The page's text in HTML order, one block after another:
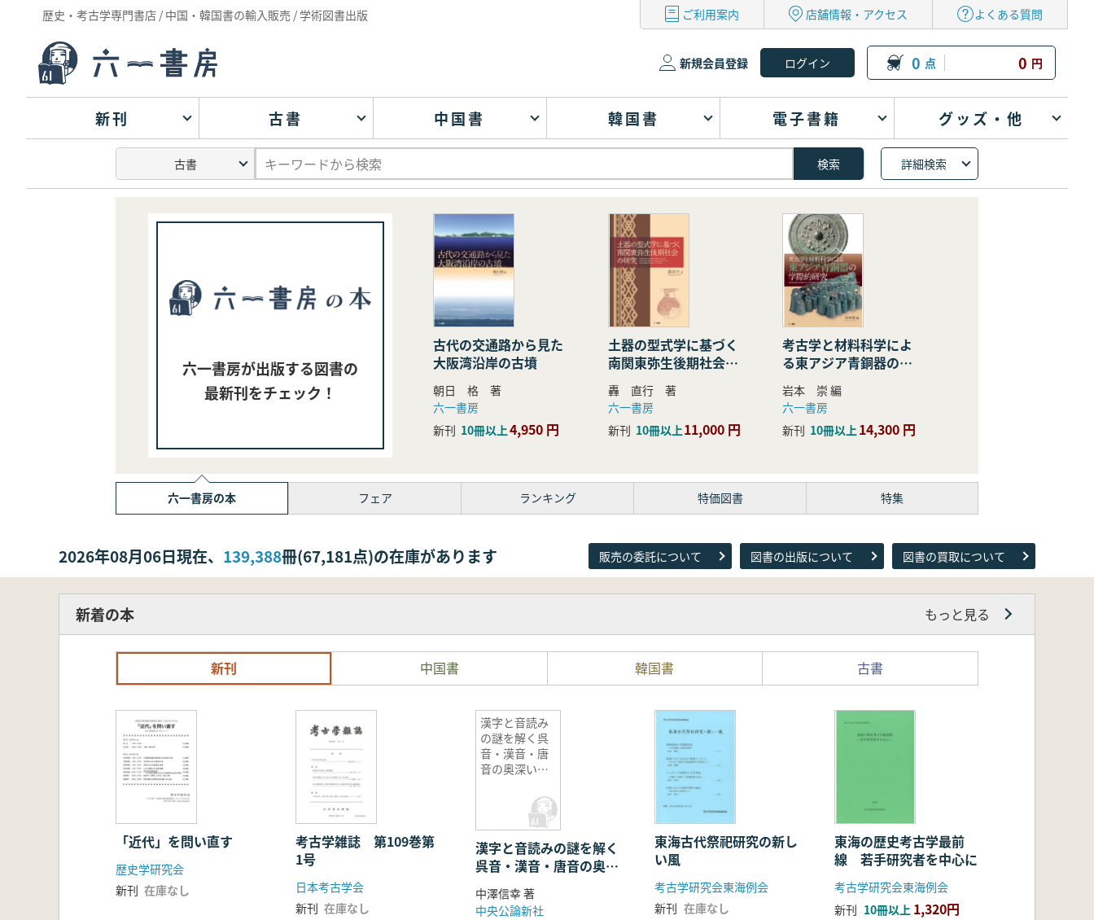
歴史・考古学専門書店 / 中国・韓国書の輸入販売 / 学術図書出版 ご利用案内 店舗情報・アクセス よくある質問
新規会員登録 0 点 0 円
新刊 古書 中国書 韓国書 電子書籍 グッズ・他
詳細検索
六一書房が出版する図書の
最新刊をチェック！
古代の交通路から見た
大阪湾沿岸の古墳
朝日 格 著
六一書房
新刊 10冊以上4,950 円
土器の型式学に基づく
南関東弥生後期社会の
研究
轟 直行 著
六一書房
新刊 10冊以上11,000 円
考古学と材料科学によ
る東アジア青銅器の学
際的研究
岩本 崇 編
六一書房
新刊 10冊以上14,300 円
六一書房の本 フェア ランキング 特価図書 特集
2026年08月06日現在、 139,388冊(67,181点)の在庫があります 販売の委託について 図書の出版について 図書の買取について
新着の本 もっと見る
新刊 中国書 韓国書 古書
「近代」を問い直す
歴史学研究会
新刊 在庫なし
考古学雑誌 第109巻第
1号
日本考古学会
新刊 在庫なし
漢字と音読み
の謎を解く呉
音・漢音・唐
音の奥深い世
漢字と音読みの謎を解く
呉音・漢音・唐音の奥深
い世界
中澤信幸 著
中央公論新社
東海古代祭祀研究の新し
い風
考古学研究会東海例会
新刊 在庫なし
東海の歴史考古学最前
線 若手研究者を中心に
考古学研究会東海例会
新刊 10冊以上 1,320円